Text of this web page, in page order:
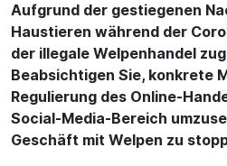
Aufgrund der gestiegenen
Haustieren während der
der illegale Welpenhandel
Beabsichtigen Sie, konkrete
Regulierung des Online-
Social-Media-Bereich
Geschäft mit Welpen zu